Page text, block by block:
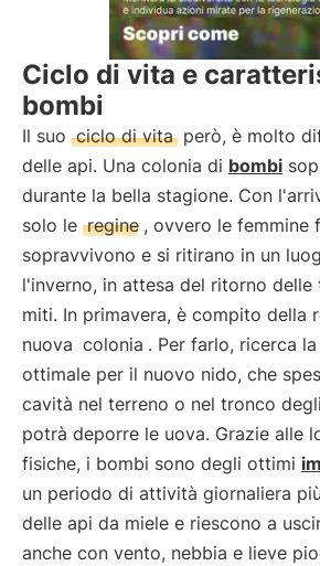
Ciclo di vita e
bombi
Il suo ciclo di vita però, è molto
delle api. Una colonia di bombi
durante la bella stagione. Con
solo le regine , ovvero le femmine
sopravvivono e si ritirano in un
l'inverno, in attesa del ritorno delle
miti. In primavera, è compito della
nuova colonia . Per farlo, ricerca
ottimale per il nuovo nido, che
cavità nel terreno o nel tronco
potrà deporre le uova. Grazie alle
fisiche, i bombi sono degli ottimi
un periodo di attività giornaliera
delle api da miele e riescono a
anche con vento, nebbia e lieve